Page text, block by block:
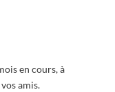
en cours, à
amis.